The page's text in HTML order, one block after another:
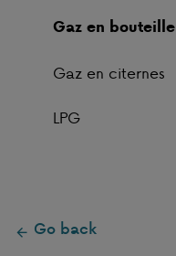
Gaz en bouteille
Gaz en citernes
LPG
Go back